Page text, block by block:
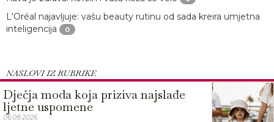
L'Oréal najavljuje: vašu beauty rutinu od sada kreira umjetna
inteligencija
0
NASLOVI IZ RUBRIKE
Dječja moda koja priziva najslađe
ljetne uspomene
06.08.2026.